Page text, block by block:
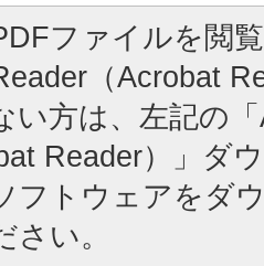
ファイルを閲
（Acrobat
い方は、左記の
Reader）」ダ
フトウェアをダ
さい。